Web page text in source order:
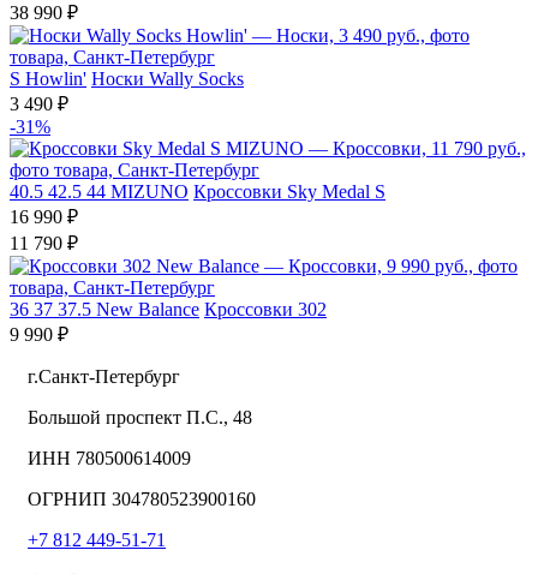
38 990 ₽
S Howlin' Носки Wally Socks
3 490 ₽
-31%
40.5 42.5 44 MIZUNO Кроссовки Sky Medal S
16 990 ₽
11 790 ₽
36 37 37.5 New Balance Кроссовки 302
9 990 ₽
г.Санкт-Петербург
Большой проспект П.С., 48
ИНН 780500614009
ОГРНИП 304780523900160
+7 812 449-51-71